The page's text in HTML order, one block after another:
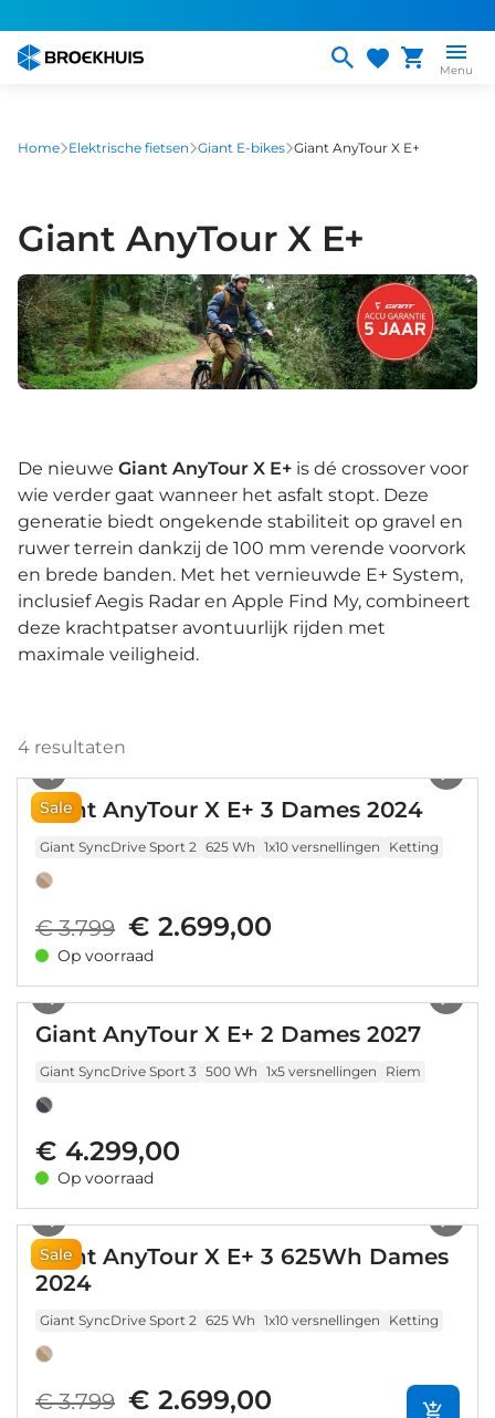
naar
gaan
Menu
Home Elektrische fietsen Giant E-bikes Giant AnyTour X E+
Giant AnyTour X E+
De nieuwe Giant AnyTour X E+ is dé crossover voor
wie verder gaat wanneer het asfalt stopt. Deze
generatie biedt ongekende stabiliteit op gravel en
ruwer terrein dankzij de 100 mm verende voorvork
en brede banden. Met het vernieuwde E+ System,
inclusief Aegis Radar en Apple Find My, combineert
deze krachtpatser avontuurlijk rijden met
maximale veiligheid.
4 resultaten
Sale
Giant AnyTour X E+ 3 Dames 2024
Giant SyncDrive Sport 2 625 Wh 1x10 versnellingen Ketting
€ 3.799 € 2.699,00
Op voorraad
Giant AnyTour X E+ 2 Dames 2027
Giant SyncDrive Sport 3 500 Wh 1x5 versnellingen Riem
€ 4.299,00
Op voorraad
Sale
Giant AnyTour X E+ 3 625Wh Dames
2024
Giant SyncDrive Sport 2 625 Wh 1x10 versnellingen Ketting
€ 3.799 € 2.699,00